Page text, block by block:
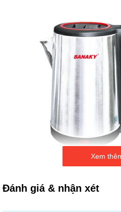
Xem
Đánh giá & nhận xét